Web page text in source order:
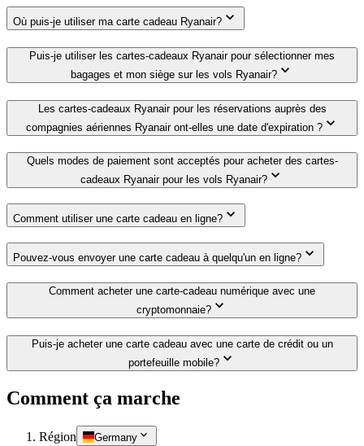
Où puis-je utiliser ma carte cadeau Ryanair?
Puis-je utiliser les cartes-cadeaux Ryanair pour sélectionner mes
bagages et mon siège sur les vols Ryanair?
Les cartes-cadeaux Ryanair pour les réservations auprès des
compagnies aériennes Ryanair ont-elles une date d'expiration ?
Quels modes de paiement sont acceptés pour acheter des cartes-
cadeaux Ryanair pour les vols Ryanair?
Comment utiliser une carte cadeau en ligne?
Pouvez-vous envoyer une carte cadeau à quelqu'un en ligne?
Comment acheter une carte-cadeau numérique avec une
cryptomonnaie?
Puis-je acheter une carte cadeau avec une carte de crédit ou un
portefeuille mobile?
Comment ça marche
Région Germany